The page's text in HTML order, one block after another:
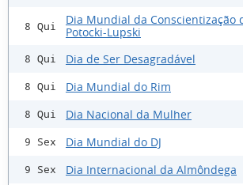
8 Qui
Dia Mundial da Conscientização
Potocki-Lupski
8 Qui Dia de Ser Desagradável
8 Qui Dia Mundial do Rim
8 Qui Dia Nacional da Mulher
9 Sex Dia Mundial do DJ
9 Sex Dia Internacional da Almôndega